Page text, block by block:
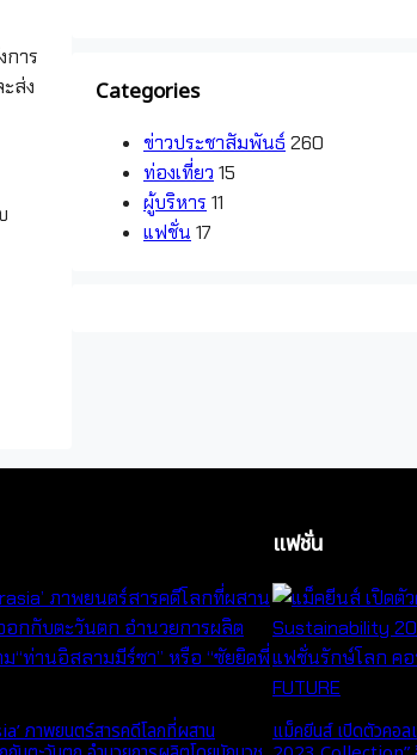
การ
ส่ง
Categories
ข่าวประชาสัมพันธ์ 260
ท่องเที่ยว 15
ผู้บริหาร 11
แฟชั่น 17
ภาพยนตร์สารคดีโลกที่ผสาน
แฟชั่น
แม็คยีนส์ เปิดตัวคอ